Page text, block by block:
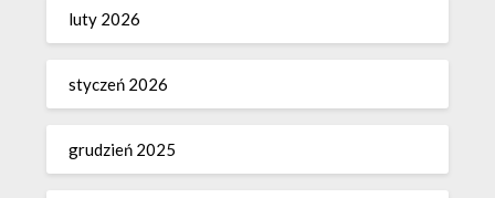
luty 2026
styczeń 2026
grudzień 2025